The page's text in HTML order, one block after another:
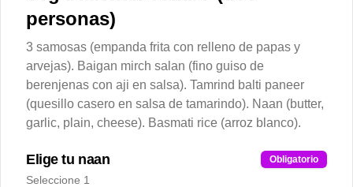
Raan E. Shaan
$20.900
Plato Fondos Pollos(Chicken)
personas)
3 samosas (empanda frita con relleno de papas y
arvejas). Baigan mirch salan (fino guiso de
berenjenas con aji en salsa). Tamrind balti paneer
(quesillo casero en salsa de tamarindo). Naan (butter,
garlic, plain, cheese). Basmati rice (arroz blanco).
Elige tu naan Obligatorio
Seleccione 1